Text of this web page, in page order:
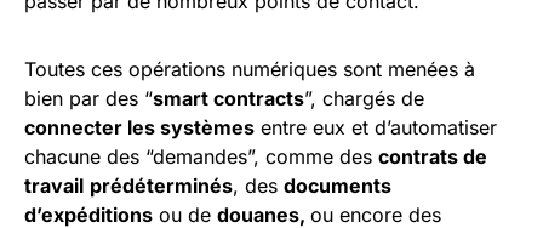
Toutes ces opérations numériques sont menées à
bien par des “smart contracts”, chargés de
connecter les systèmes entre eux et d’automatiser
chacune des “demandes”, comme des contrats de
travail prédéterminés, des documents
d’expéditions ou de douanes, ou encore des